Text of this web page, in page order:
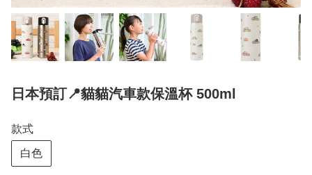
日本預訂📍貓貓汽車款保溫杯 500ml
款式
白色